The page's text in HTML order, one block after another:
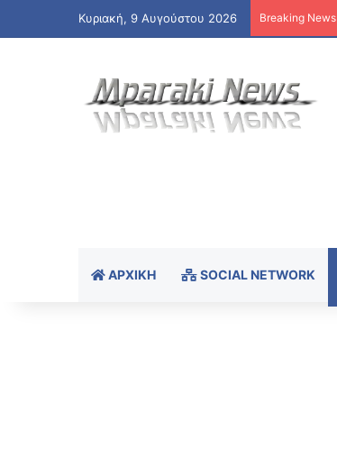
Κυριακή, 9 Αυγούστου 2026 Breaking News
ΑΡΧΙΚΉ SOCIAL NETWORK